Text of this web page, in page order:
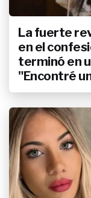
La fuerte
en el
terminó en
"Encontré